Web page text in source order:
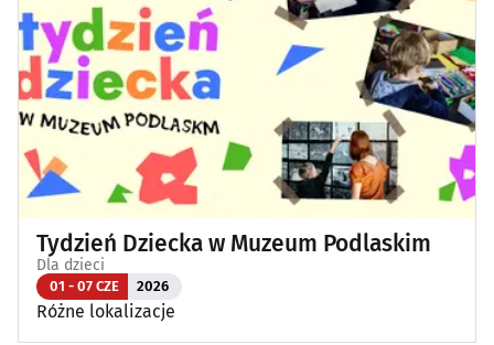
Tydzień Dziecka w Muzeum Podlaskim
Dla dzieci
01 - 07 CZE 2026
Różne lokalizacje